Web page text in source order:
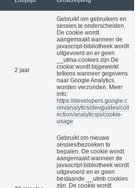
2 jaar
Gebruikt om gebruikers en
sessies te onderscheiden.
De cookie wordt
aangemaakt wanneer de
javascript-bibliotheek wordt
uitgevoerd en er geen
__utma-cookies zijn De
cookie wordt bijgewerkt
telkens wanneer gegevens
naar Google Analytics
worden verzonden. Meer
info:
https://developers.google.c
om/analytics/devguides/coll
ection/analyticsjs/cookie-
usage
Gebruikt om nieuwe
sessies/bezoeken te
bepalen. De cookie wordt
aangemaakt wanneer de
javascript-bibliotheek wordt
uitgevoerd en er geen
bestaande __utmb cookies
zijn. De cookie wordt